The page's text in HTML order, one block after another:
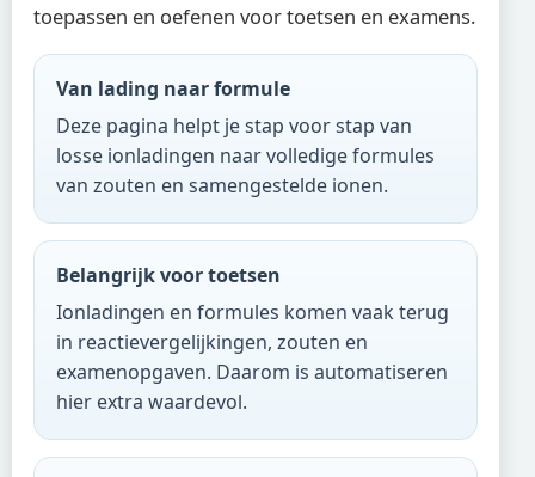
toepassen en oefenen voor toetsen en examens.
Van lading naar formule
Deze pagina helpt je stap voor stap van
losse ionladingen naar volledige formules
van zouten en samengestelde ionen.
Belangrijk voor toetsen
Ionladingen en formules komen vaak terug
in reactievergelijkingen, zouten en
examenopgaven. Daarom is automatiseren
hier extra waardevol.